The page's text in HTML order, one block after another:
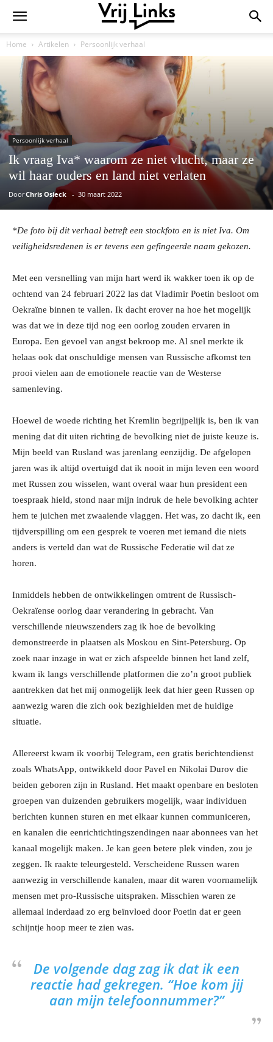
Home Artikelen Persoonlijk verhaal
Persoonlijk verhaal
Ik vraag Iva* waarom ze niet vlucht, maar ze
wil haar ouders en land niet verlaten
DoorChris Osieck - 30 maart 2022
*De foto bij dit verhaal betreft een stockfoto en is niet Iva. Om
veiligheidsredenen is er tevens een gefingeerde naam gekozen.
Met een versnelling van mijn hart werd ik wakker toen ik op de
ochtend van 24 februari 2022 las dat Vladimir Poetin besloot om
Oekraïne binnen te vallen. Ik dacht erover na hoe het mogelijk
was dat we in deze tijd nog een oorlog zouden ervaren in
Europa. Een gevoel van angst bekroop me. Al snel merkte ik
helaas ook dat onschuldige mensen van Russische afkomst ten
prooi vielen aan de emotionele reactie van de Westerse
samenleving.
Hoewel de woede richting het Kremlin begrijpelijk is, ben ik van
mening dat dit uiten richting de bevolking niet de juiste keuze is.
Mijn beeld van Rusland was jarenlang eenzijdig. De afgelopen
jaren was ik altijd overtuigd dat ik nooit in mijn leven een woord
met Russen zou wisselen, want overal waar hun president een
toespraak hield, stond naar mijn indruk de hele bevolking achter
hem te juichen met zwaaiende vlaggen. Het was, zo dacht ik, een
tijdverspilling om een gesprek te voeren met iemand die niets
anders is verteld dan wat de Russische Federatie wil dat ze
horen.
Inmiddels hebben de ontwikkelingen omtrent de Russisch-
Oekraïense oorlog daar verandering in gebracht. Van
verschillende nieuwszenders zag ik hoe de bevolking
demonstreerde in plaatsen als Moskou en Sint-Petersburg. Op
zoek naar inzage in wat er zich afspeelde binnen het land zelf,
kwam ik langs verschillende platformen die zo’n groot publiek
aantrekken dat het mij onmogelijk leek dat hier geen Russen op
aanwezig waren die zich ook bezighielden met de huidige
situatie.
Allereerst kwam ik voorbij Telegram, een gratis berichtendienst
zoals WhatsApp, ontwikkeld door Pavel en Nikolai Durov die
beiden geboren zijn in Rusland. Het maakt openbare en besloten
groepen van duizenden gebruikers mogelijk, waar individuen
berichten kunnen sturen en met elkaar kunnen communiceren,
en kanalen die eenrichtichtingszendingen naar abonnees van het
kanaal mogelijk maken. Je kan geen betere plek vinden, zou je
zeggen. Ik raakte teleurgesteld. Verscheidene Russen waren
aanwezig in verschillende kanalen, maar dit waren voornamelijk
mensen met pro-Russische uitspraken. Misschien waren ze
allemaal inderdaad zo erg beïnvloed door Poetin dat er geen
schijntje hoop meer te zien was.
De volgende dag zag ik dat ik een
reactie had gekregen. “Hoe kom jij
aan mijn telefoonnummer?”